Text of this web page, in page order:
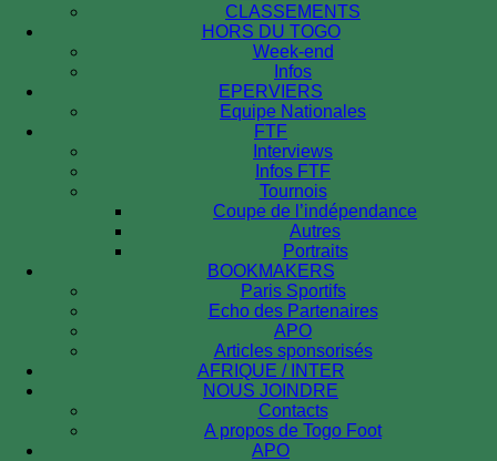
CLASSEMENTS
HORS DU TOGO
Week-end
Infos
EPERVIERS
Equipe Nationales
FTF
Interviews
Infos FTF
Tournois
Coupe de l’indépendance
Autres
Portraits
BOOKMAKERS
Paris Sportifs
Echo des Partenaires
APO
Articles sponsorisés
AFRIQUE / INTER
NOUS JOINDRE
Contacts
A propos de Togo Foot
APO